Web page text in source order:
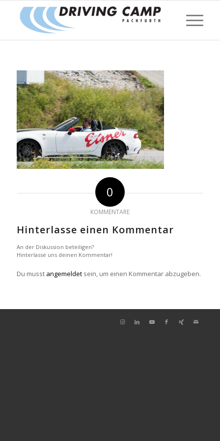
0
KOMMENTARE
Hinterlasse einen Kommentar
An der Diskussion beteiligen?
Hinterlasse uns deinen Kommentar!
Du musst angemeldetsein, um einen Kommentar abzugeben.